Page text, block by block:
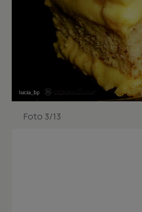
Foto 3/13